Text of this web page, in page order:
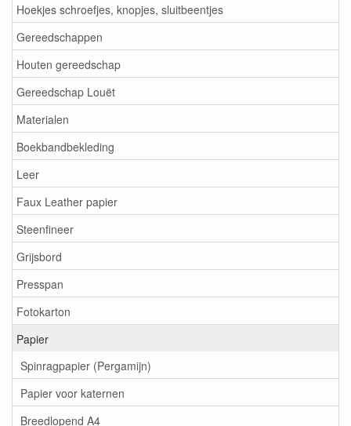
Hoekjes schroefjes, knopjes, sluitbeentjes
Gereedschappen
Houten gereedschap
Gereedschap Louët
Materialen
Boekbandbekleding
Leer
Faux Leather papier
Steenfineer
Grijsbord
Presspan
Fotokarton
Papier
Spinragpapier (Pergamijn)
Papier voor katernen
Breedlopend A4